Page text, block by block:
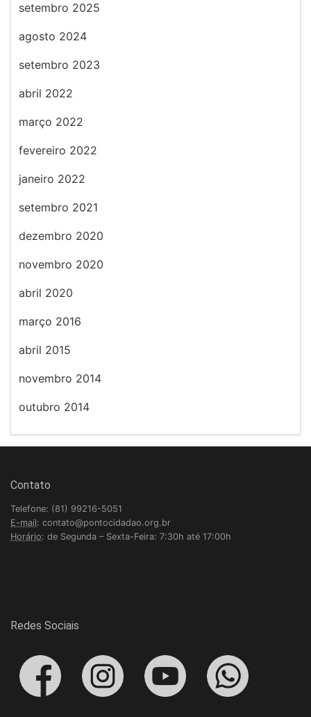
setembro 2025
agosto 2024
setembro 2023
abril 2022
março 2022
fevereiro 2022
janeiro 2022
setembro 2021
dezembro 2020
novembro 2020
abril 2020
março 2016
abril 2015
novembro 2014
outubro 2014
Contato
Telefone: (81) 99216-5051
E-mail: contato@pontocidadao.org.br
Horário: de Segunda – Sexta-Feira: 7:30h até 17:00h
Redes Sociais